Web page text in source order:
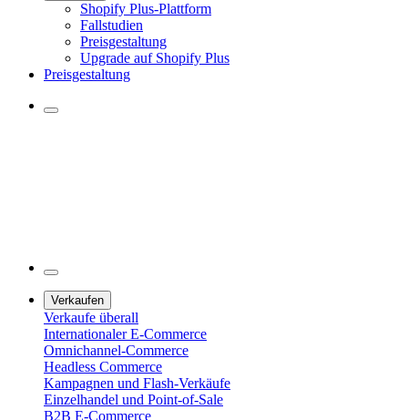
Shopify Plus-Plattform
Fallstudien
Preisgestaltung
Upgrade auf Shopify Plus
Preisgestaltung
Verkaufen
Verkaufe überall
Internationaler E-Commerce
Omnichannel-Commerce
Headless Commerce
Kampagnen und Flash-Verkäufe
Einzelhandel und Point-of-Sale
B2B E-Commerce